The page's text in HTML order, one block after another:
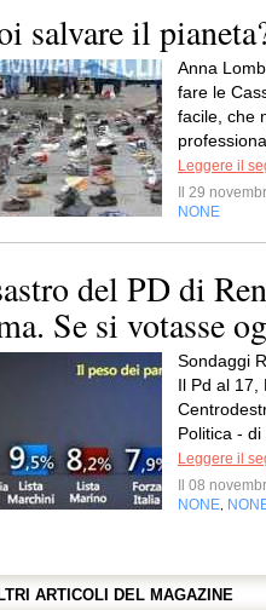
salvare il
Anna
fare le
facile, che
Leggere il
Il 29
NONE
del PD di
Se si votasse
Sondaggi
Il Pd al 17,
Politica - di
Leggere il
Il 08
NONE
ARTICOLI DEL MAGAZINE